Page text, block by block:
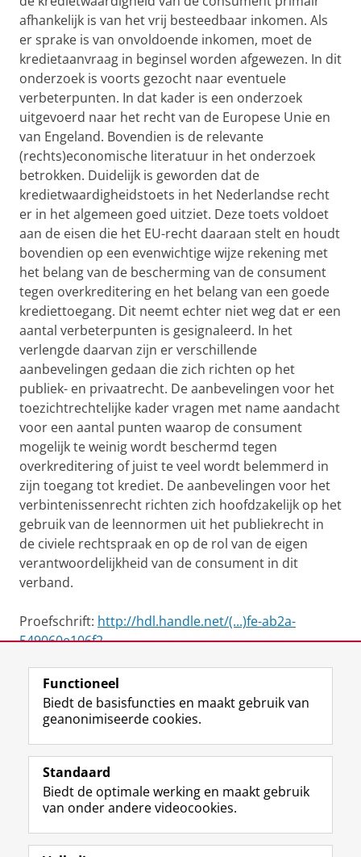
afhankelijk is van het vrij besteedbaar inkomen. Als
er sprake is van onvoldoende inkomen, moet de
kredietaanvraag in beginsel worden afgewezen. In dit
onderzoek is voorts gezocht naar eventuele
verbeterpunten. In dat kader is een onderzoek
uitgevoerd naar het recht van de Europese Unie en
van Engeland. Bovendien is de relevante
(rechts)economische literatuur in het onderzoek
betrokken. Duidelijk is geworden dat de
kredietwaardigheidstoets in het Nederlandse recht
er in het algemeen goed uitziet. Deze toets voldoet
aan de eisen die het EU-recht daaraan stelt en houdt
bovendien op een evenwichtige wijze rekening met
het belang van de bescherming van de consument
tegen overkreditering en het belang van een goede
krediettoegang. Dit neemt echter niet weg dat er een
aantal verbeterpunten is gesignaleerd. In het
verlengde daarvan zijn er verschillende
aanbevelingen gedaan die zich richten op het
publiek- en privaatrecht. De aanbevelingen voor het
toezichtrechtelijke kader vragen met name aandacht
voor een aantal punten waarop de consument
mogelijk te weinig wordt beschermd tegen
overkreditering of juist te veel wordt belemmerd in
zijn toegang tot krediet. De aanbevelingen voor het
verbintenissenrecht richten zich hoofdzakelijk op het
gebruik van de leennormen uit het publiekrecht in
de civiele rechtspraak en op de rol van de eigen
verantwoordelijkheid van de consument in dit
verband.
Proefschrift: http://hdl.handle.net/(...)fe-ab2a-
549060e106f2
View this page in:English
Volg de RUG
F
a
e
b
o
L
i
k
e
I
R
S
-
f
e
I
n
t
r
Y
o
T
e
Studiekiezers
Functioneel
Biedt de basisfuncties en maakt gebruik van
geanonimiseerde cookies.
Standaard
Biedt de optimale werking en maakt gebruik
van onder andere videocookies.